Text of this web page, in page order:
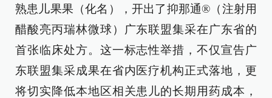
熟患儿果果（化名），开出了抑那通®（注射用
醋酸亮丙瑞林微球）广东联盟集采在广东省的
首张临床处方。这一标志性举措，不仅宣告广
东联盟集采成果在省内医疗机构正式落地，更
将切实降低本地区相关患儿的长期用药成本，